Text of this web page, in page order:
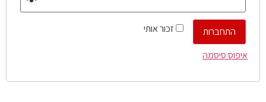
זכור אותי
התחברות
איפוס סיסמה